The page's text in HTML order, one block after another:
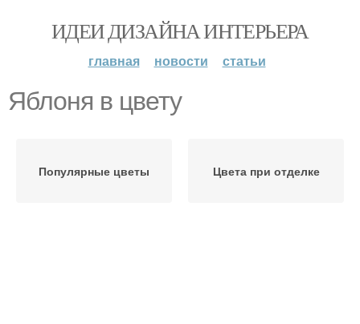
ИДЕИ ДИЗАЙНА ИНТЕРЬЕРА
главная новости статьи
Яблоня в цвету
Популярные цветы Цвета при отделке